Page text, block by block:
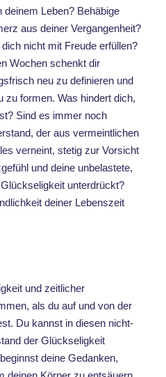
deinem Leben? Behäbige
aus deiner Vergangenheit?
nicht mit Freude erfüllen?
Wochen schenkt dir
neu zu definieren und
zu formen. Was hindert dich,
Sind es immer noch
der aus vermeintlichen
verneint, stetig zur Vorsicht
und deine unbelastete,
unterdrückt?
deiner Lebenszeit
und zeitlicher
als du auf und von der
Du kannst in diesen nicht-
der Glückseligkeit
deine Gedanken,